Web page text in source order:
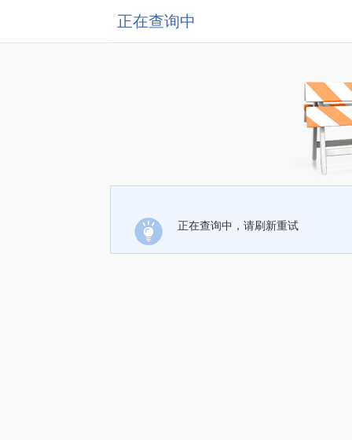
正在查询中
正在查询中，请刷新重试